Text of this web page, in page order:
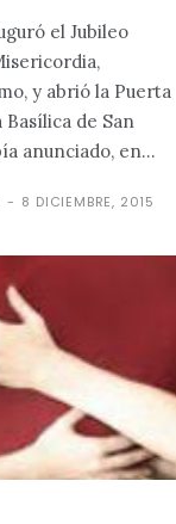
el Jubileo
y abrió la Puerta
de San
anunciado, en...
- 8 DICIEMBRE, 2015